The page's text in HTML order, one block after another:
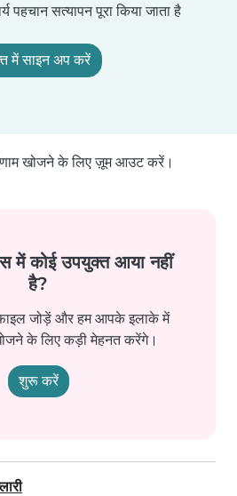
पहचान सत्यापन पूरा किया जाता है
में साइन अप करें
खोजने के लिए ज़ूम आउट करें।
में कोई उपयुक्त आया नहीं
है?
जोड़ें और हम आपके इलाके में
के लिए कड़ी मेहनत करेंगे।
शुरू करें